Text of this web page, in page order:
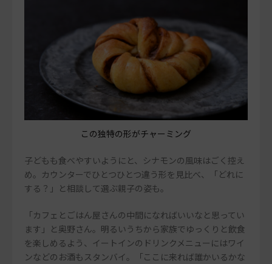
この独特の形がチャーミング
子どもも食べやすいようにと、シナモンの風味はごく控え
め。カウンターでひとつひとつ違う形を見比べ、「どれに
する？」と相談して選ぶ親子の姿も。
「カフェとごはん屋さんの中間になればいいなと思ってい
ます」と奥野さん。明るいうちから家族でゆっくりと飲食
を楽しめるよう、イートインのドリンクメニューにはワイ
ンなどのお酒もスタンバイ。「ここに来れば誰かいるかな